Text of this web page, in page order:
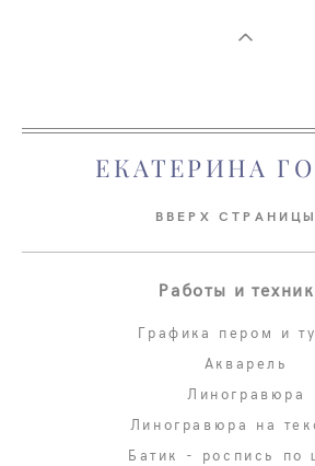
ЕКАТЕРИНА
ВВЕРХ
Работы и
Графика пером и
Акварель
Линогравюра
Линогравюра на
Батик - роспись по